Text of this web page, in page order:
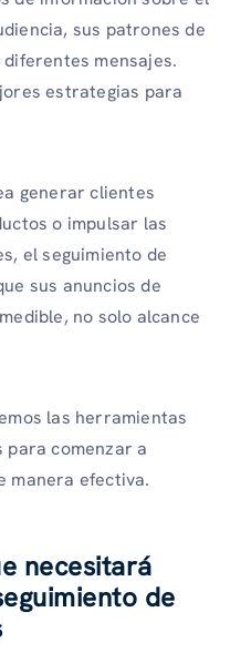
sus patrones de
mensajes.
estrategias para
generar clientes
o impulsar las
el seguimiento de
sus anuncios de
no solo alcance
las herramientas
para comenzar a
manera efectiva.
necesitará
de